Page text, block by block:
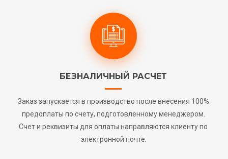
БЕЗНАЛИЧНЫЙ РАСЧЕТ
Заказ запускается в производство после внесения 100%
предоплаты по счету, подготовленному менеджером.
Счет и реквизиты для оплаты направляются клиенту по
электронной почте.